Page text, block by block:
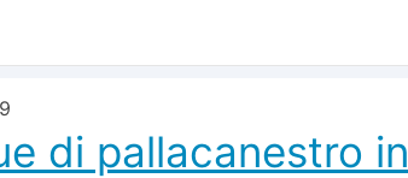
di pallacanestro in